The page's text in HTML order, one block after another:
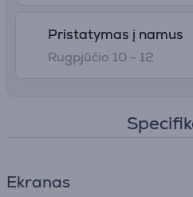
Pristatymas į namus
Rugpjūčio 10 - 12
Ekranas